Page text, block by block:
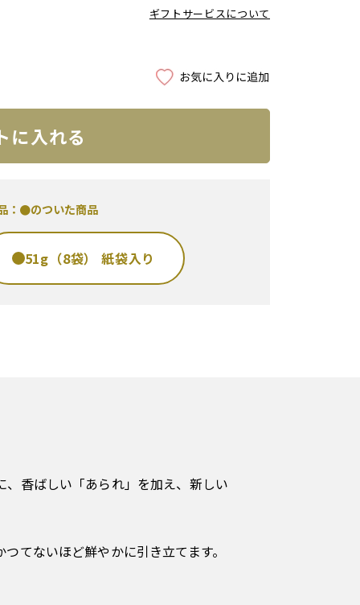
ギフトサービスについて
に入れる
：●のついた商品
51g（8袋） 紙袋入り
香ばしい「あられ」を加え、新しい
てないほど鮮やかに引き立てます。